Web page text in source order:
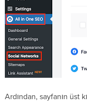
Ardından, sayfanın üst